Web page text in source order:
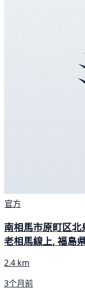
官方
南相馬市原町区
老相馬線上, 福島
2.4 km
3个月前